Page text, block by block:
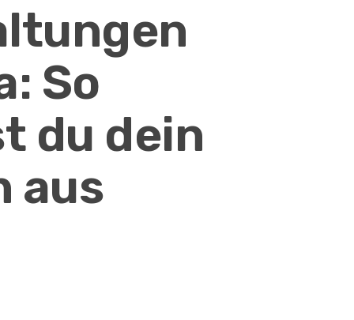
So
du dein
aus